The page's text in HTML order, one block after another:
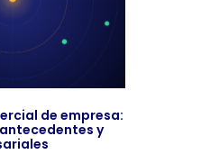
de empresa:
y